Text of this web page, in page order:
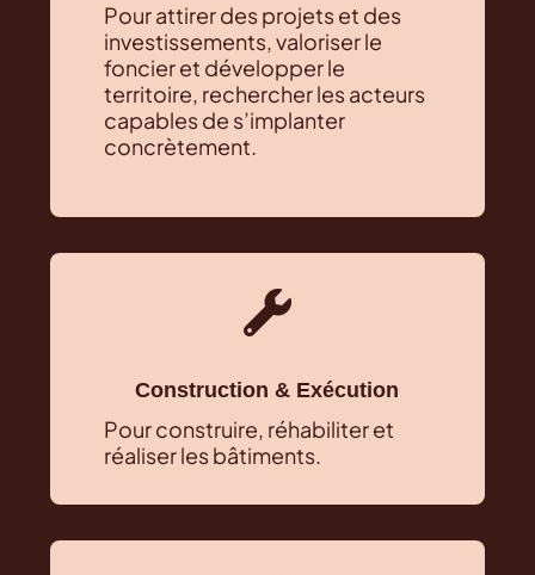
Pour attirer des projets et des
investissements, valoriser le
foncier et développer le
territoire, rechercher les acteurs
capables de s’implanter
concrètement.

Construction & Exécution
Pour construire, réhabiliter et
réaliser les bâtiments.